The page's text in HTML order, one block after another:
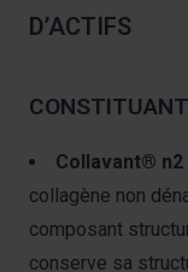
D’ACTIFS
Collavant®
collagène non
composant
conserve sa